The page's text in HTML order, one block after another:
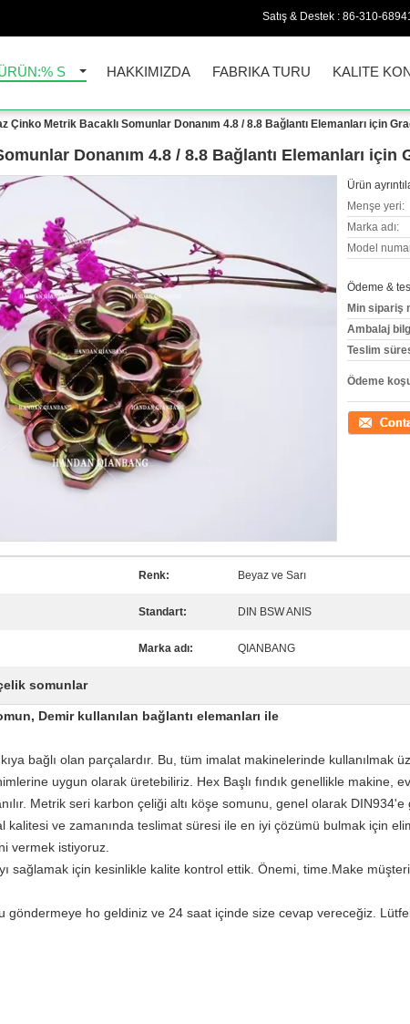
Satış & Destek : 86-310-
S HAKKIMIZDA FABRIKA TURU KALITE
Çinko Metrik Bacaklı Somunlar Donanım 4.8 / 8.8 Bağlantı Elemanları için
Donanım 4.8 / 8.8 Bağlantı Elemanları için
Ürün
Menşe yeri:
Marka adı:
Model
Ödeme &
Min sipariş
Ambalaj
Teslim
Ödeme
İletişim
Renk: Beyaz ve Sarı
Standart: DIN BSW ANIS
Marka adı: QIANBANG
somunlar
Demir kullanılan bağlantı elemanları ile
bağlı olan parçalardır. Bu, tüm imalat makinelerinde kullanılmak
uygun olarak üretebiliriz. Hex Başlı fındık genellikle makine,
Metrik seri karbon çeliği altı köşe somunu, genel olarak DIN934'e
ve zamanında teslimat süresi ile en iyi çözümü bulmak için
vermek istiyoruz.
sağlamak için kesinlikle kalite kontrol ettik. Önemi, time.Make
ho geldiniz ve 24 saat içinde size cevap vereceğiz.